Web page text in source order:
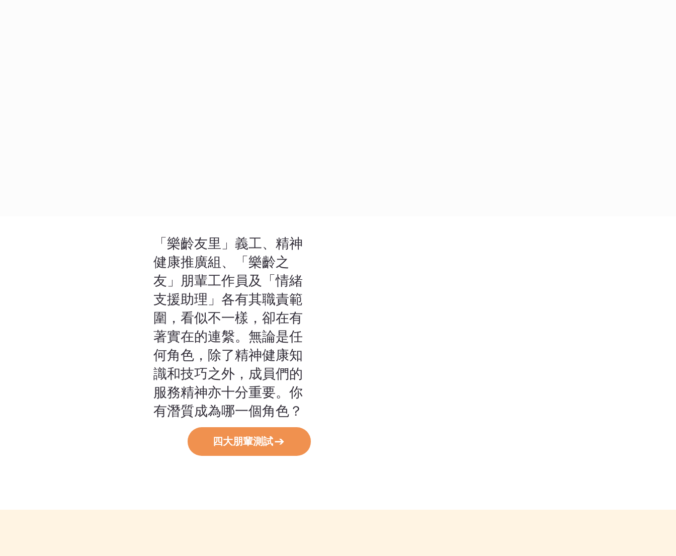
「樂齡友里」義工、精神
健康推廣組、「樂齡之
友」朋輩工作員及「情緒
支援助理」各有其職責範
圍，看似不一樣，卻在有
著實在的連縏。無論是任
何角色，除了精神健康知
識和技巧之外，成員們的
服務精神亦十分重要。你
有潛質成為哪一個角色？
四大朋輩測試